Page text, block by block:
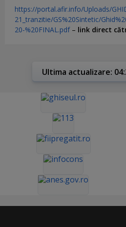
https://portal.afir.info/Uploads/
21_tranzitie/GS%20Sintetic/
20-%20FINAL.pdf– link direct
Ultima actualizare: